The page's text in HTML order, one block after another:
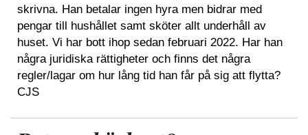
skrivna. Han betalar ingen hyra men bidrar med
pengar till hushållet samt sköter allt underhåll av
huset. Vi har bott ihop sedan februari 2022. Har han
några juridiska rättigheter och finns det några
regler/lagar om hur lång tid han får på sig att flytta?
CJS